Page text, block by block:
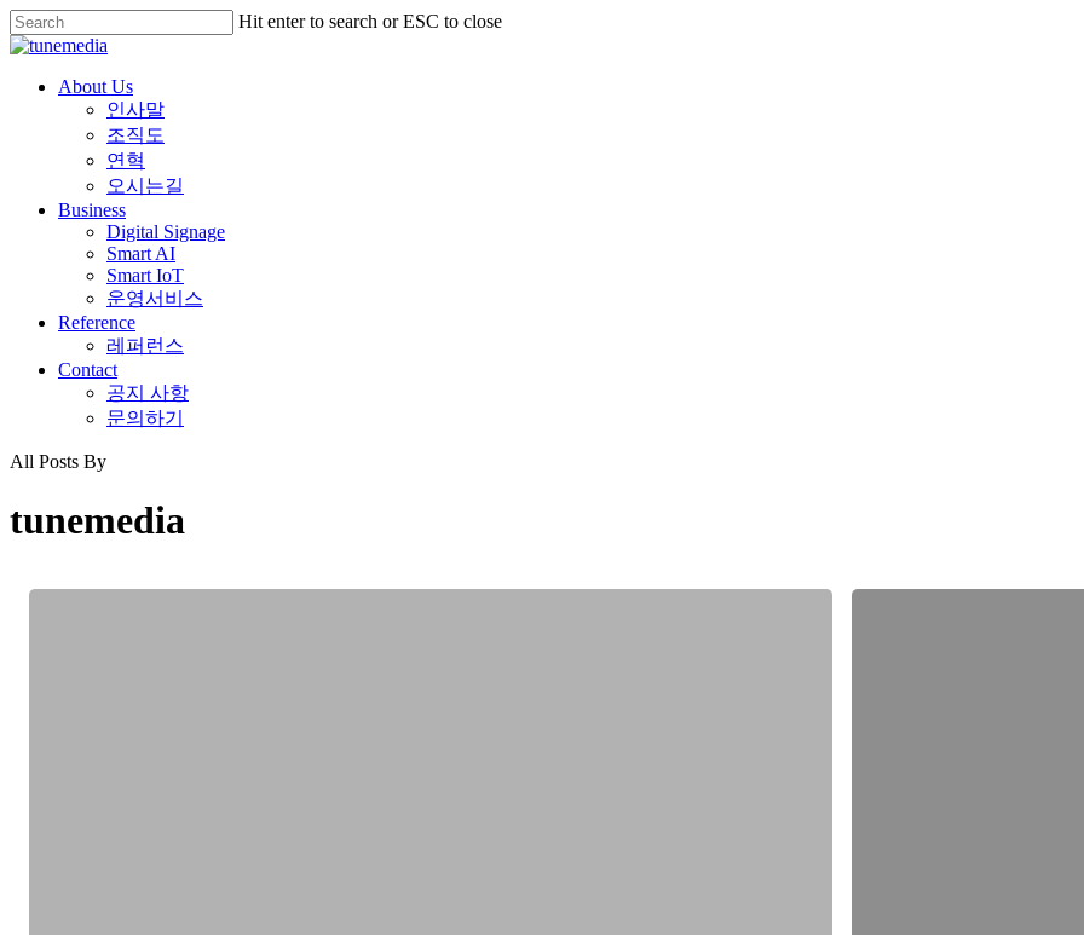
Skip
to
content
Hit enter to search or ESC to close
Close
Menu
About Us
인사말
조직도
연혁
오시는길
Business
Digital Signage
Smart AI
Smart IoT
운영서비스
Reference
레퍼런스
Contact
공지 사항
문의하기
All Posts By
tunemedia